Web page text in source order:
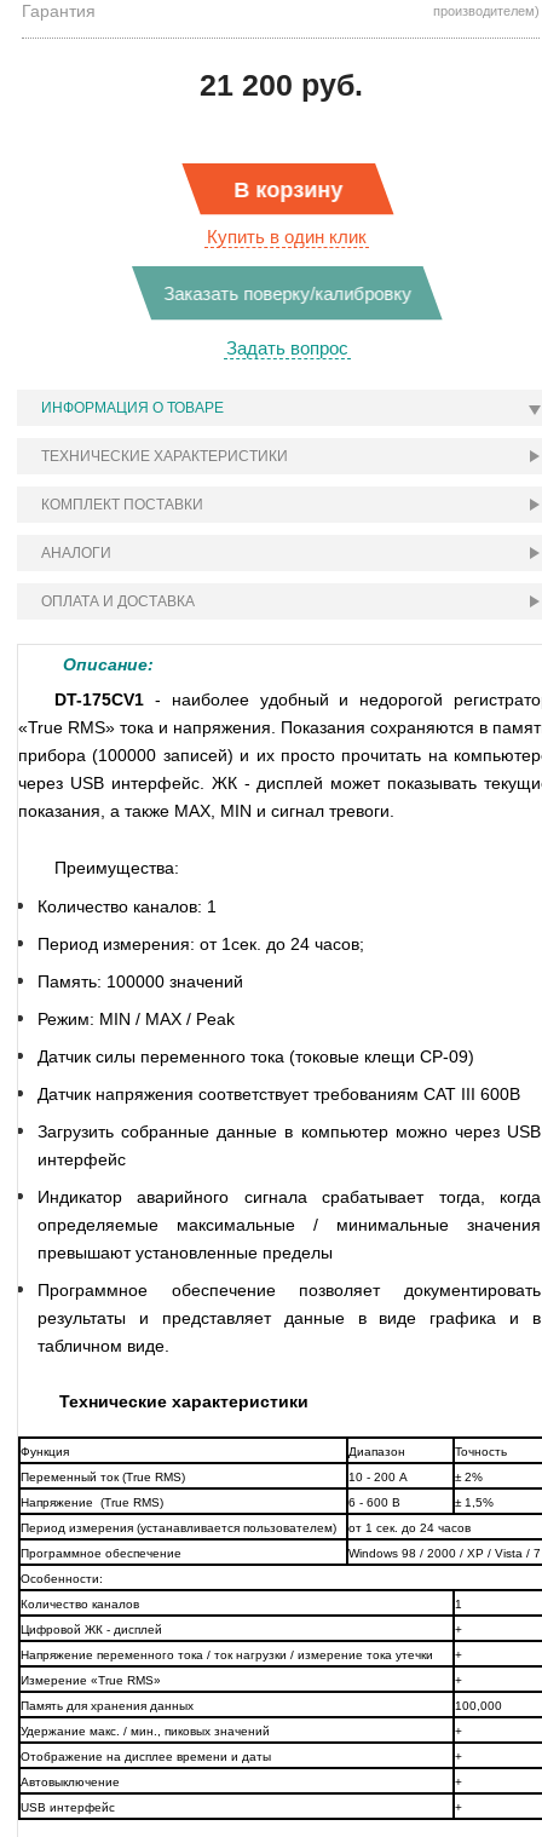
Гарантия
производителем)
21 200 руб.
В корзину
Купить в один клик
Заказать поверку/калибровку
Задать вопрос
ИНФОРМАЦИЯ О ТОВАРЕ
ТЕХНИЧЕСКИЕ ХАРАКТЕРИСТИКИ
КОМПЛЕКТ ПОСТАВКИ
АНАЛОГИ
ОПЛАТА И ДОСТАВКА
Описание:
DT-175CV1 - наиболее удобный и недорогой
«True RMS» тока и напряжения. Показания сохраняются в
прибора (100000 записей) и их просто прочитать на
через USB интерфейс. ЖК - дисплей может показывать
показания, а также MAX, MIN и сигнал тревоги.
Преимущества:
Количество каналов: 1
Период измерения: от 1сек. до 24 часов;
Память: 100000 значений
Режим: MIN / MAX / Peak
Датчик силы переменного тока (токовые клещи CP-09)
Датчик напряжения соответствует требованиям CAT III 600В
Загрузить собранные данные в компьютер можно через USB
интерфейс
Индикатор аварийного сигнала срабатывает тогда, когда
определяемые максимальные / минимальные значения
превышают установленные пределы
Программное обеспечение позволяет документировать
результаты и представляет данные в виде графика и в
табличном виде.
Технические характеристики
Функция Диапазон
Точность
Переменный ток (True RMS)
10 - 200 А
± 2%
Напряжение (True RMS)
6 - 600 В
± 1,5%
Период измерения (устанавливается пользователем)
от 1 сек. до 24 часов
Программное обеспечение
Windows 98 / 2000 / XP / Vista / 7
Особенности:
Количество каналов
1
Цифровой ЖК - дисплей
+
Напряжение переменного тока / ток нагрузки / измерение тока утечки
+
Измерение «True RMS»
+
Память для хранения данных
100,000
Удержание макс. / мин., пиковых значений
+
Отображение на дисплее времени и даты
+
Автовыключение
+
USB интерфейс
+